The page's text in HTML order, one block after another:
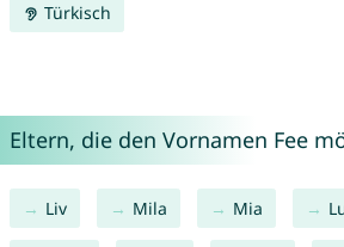
Türkisch
Eltern, die den Vornamen Fee
Liv Mila Mia